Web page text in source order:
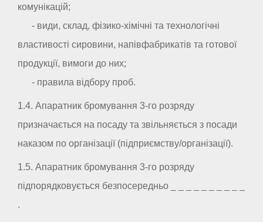
комунікацій;
- види, склад, фізико-хімічні та технологічні
властивості сировини, напівфабрикатів та готової
продукції, вимоги до них;
- правила відбору проб.
1.4. Апаратник бромування 3-го розряду
призначається на посаду та звільняється з посади
наказом по організації (підприємству/організації).
1.5. Апаратник бромування 3-го розряду
підпорядковується безпосередньо _ _ _ _ _ _ _ _ _ _
.